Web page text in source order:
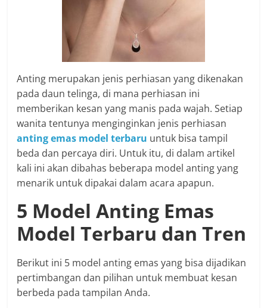
Anting merupakan jenis perhiasan yang dikenakan
pada daun telinga, di mana perhiasan ini
memberikan kesan yang manis pada wajah. Setiap
wanita tentunya menginginkan jenis perhiasan
anting emas model terbaru untuk bisa tampil
beda dan percaya diri. Untuk itu, di dalam artikel
kali ini akan dibahas beberapa model anting yang
menarik untuk dipakai dalam acara apapun.
5 Model Anting Emas
Model Terbaru dan Tren
Berikut ini 5 model anting emas yang bisa dijadikan
pertimbangan dan pilihan untuk membuat kesan
berbeda pada tampilan Anda.